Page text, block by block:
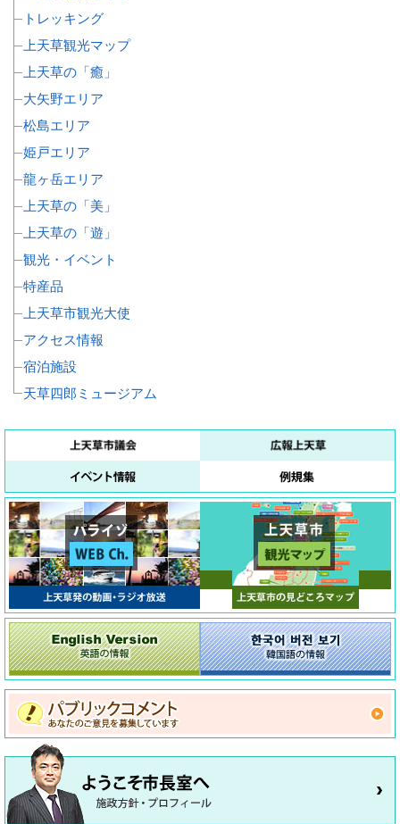
トレッキング
上天草観光マップ
上天草の「癒」
大矢野エリア
松島エリア
姫戸エリア
龍ヶ岳エリア
上天草の「美」
上天草の「遊」
観光・イベント
特産品
上天草市観光大使
アクセス情報
宿泊施設
天草四郎ミュージアム